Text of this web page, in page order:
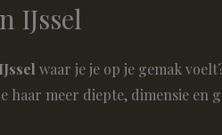
IJssel
waar je je op je gemak
meer diepte, dimensie en